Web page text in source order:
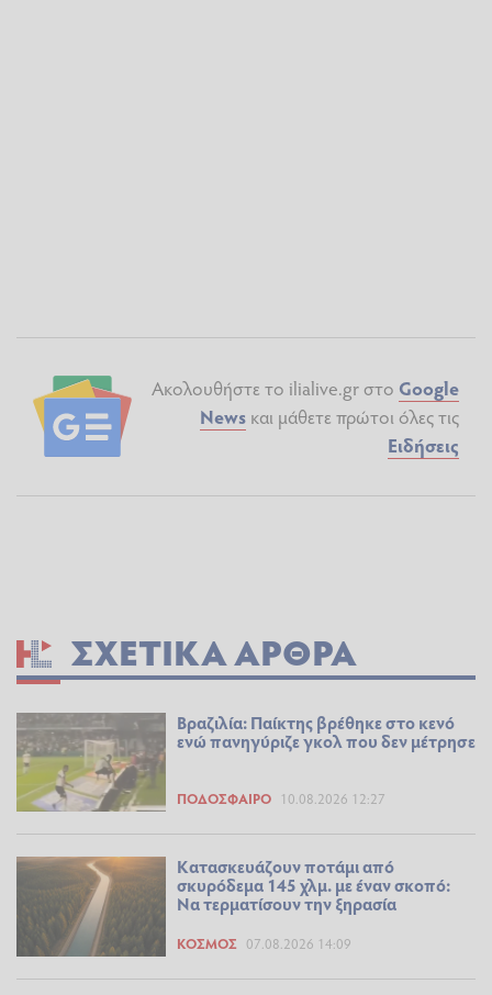
Ακολουθήστε το ilialive.gr στο Google
News και μάθετε πρώτοι όλες τις
Ειδήσεις
ΣΧΕΤΙΚΆ ΆΡΘΡΑ
Βραζιλία: Παίκτης βρέθηκε στο κενό
ενώ πανηγύριζε γκολ που δεν μέτρησε
ΠΟΔΌΣΦΑΙΡΟ 10.08.2026 12:27
Κατασκευάζουν ποτάμι από
σκυρόδεμα 145 χλμ. με έναν σκοπό:
Να τερματίσουν την ξηρασία
ΚΌΣΜΟΣ 07.08.2026 14:09